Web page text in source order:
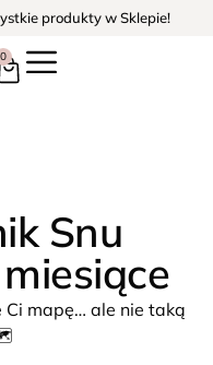
produkty w Sklepie!
0
Snu
mapę… ale nie taką